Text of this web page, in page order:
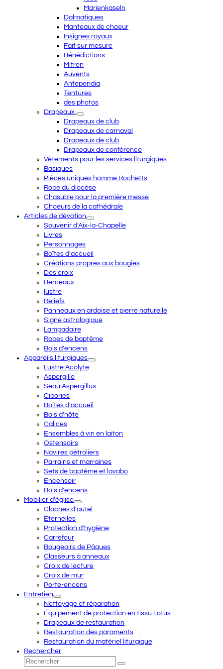
Marienkaseln
Dalmatiques
Manteaux de choeur
Insignes royaux
Fait sur mesure
Bénédictions
Mitren
Auvents
Antependia
Tentures
des photos
Drapeaux
Drapeaux de club
Drapeaux de carnaval
Drapeaux de club
Drapeaux de conférence
Vêtements pour les services liturgiques
Basiques
Pièces uniques homme Rochetts
Robe du diocèse
Chasuble pour la première messe
Choeurs de la cathédrale
Articles de dévotion
Souvenir d'Aix-la-Chapelle
Livres
Personnages
Boîtes d'accueil
Créations propres aux bougies
Des croix
Berceaux
lustre
Reliefs
Panneaux en ardoise et pierre naturelle
Signe astrologique
Lampadaire
Robes de baptême
Bols d'encens
Appareils liturgiques
Lustre Acolyte
Aspergille
Seau Aspergillus
Cibories
Boîtes d'accueil
Bols d'hôte
Calices
Ensembles à vin en laiton
Ostensoirs
Navires pétroliers
Parrains et marraines
Sets de baptême et lavabo
Encensoir
Bols d'encens
Mobilier d'église
Cloches d'autel
Eternelles
Protection d'hygiène
Carrefour
Bougeoirs de Pâques
Classeurs à anneaux
Croix de lecture
Croix de mur
Porte-encens
Entretien
Nettoyage et réparation
Équipement de protection en tissu Lotus
Drapeaux de restauration
Restauration des paraments
Restauration du matériel liturgique
Rechercher
Rechercher
Envoyer